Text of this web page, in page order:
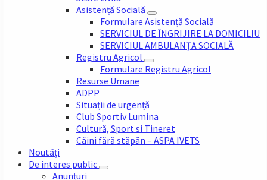
Asistență Socială
Formulare Asistență Socială
SERVICIUL DE ÎNGRIJIRE LA DOMICILIU
SERVICIUL AMBULANȚA SOCIALĂ
Registru Agricol
Formulare Registru Agricol
Resurse Umane
ADPP
Situații de urgență
Club Sportiv Lumina
Cultură, Sport si Tineret
Câini fără stăpân – ASPA IVETS
Noutăți
De interes public
Anunțuri